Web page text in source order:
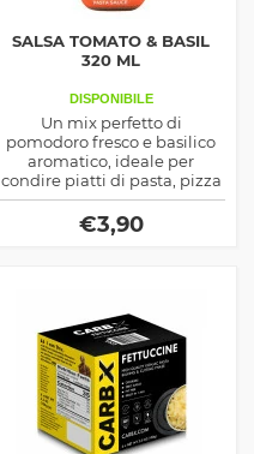
SALSA TOMATO & BASIL
320 ML
DISPONIBILE
Un mix perfetto di
pomodoro fresco e basilico
aromatico, ideale per
condire piatti di pasta, pizza
o insalate. Dona un sapore
autentico e mediterraneo,
arricchendo ogni piatto con
€3,90